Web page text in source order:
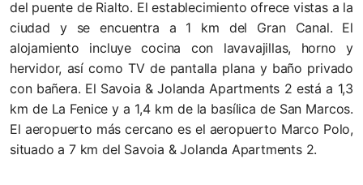
del puente de Rialto. El establecimiento ofrece vistas a la
ciudad y se encuentra a 1 km del Gran Canal. El
alojamiento incluye cocina con lavavajillas, horno y
hervidor, así como TV de pantalla plana y baño privado
con bañera. El Savoia & Jolanda Apartments 2 está a 1,3
km de La Fenice y a 1,4 km de la basílica de San Marcos.
El aeropuerto más cercano es el aeropuerto Marco Polo,
situado a 7 km del Savoia & Jolanda Apartments 2.